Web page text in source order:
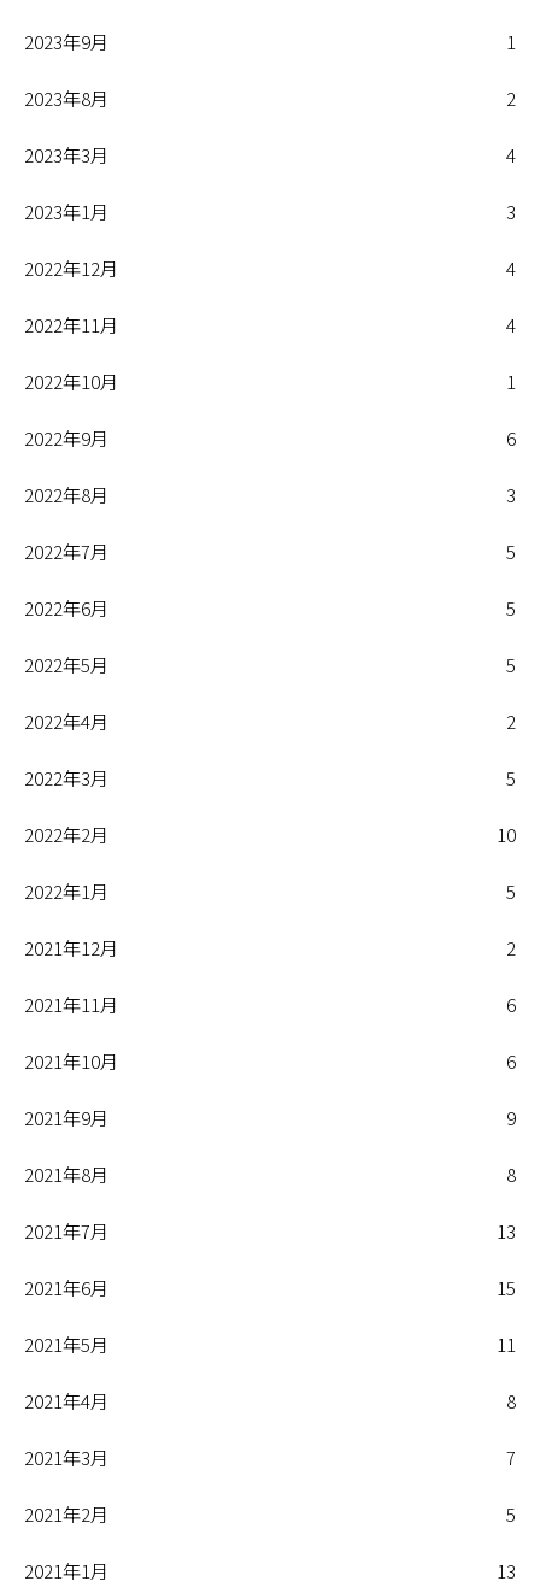
2023年9月 1
2023年8月 2
2023年3月 4
2023年1月 3
2022年12月 4
2022年11月 4
2022年10月 1
2022年9月 6
2022年8月 3
2022年7月 5
2022年6月 5
2022年5月 5
2022年4月 2
2022年3月 5
2022年2月 10
2022年1月 5
2021年12月 2
2021年11月 6
2021年10月 6
2021年9月 9
2021年8月 8
2021年7月 13
2021年6月 15
2021年5月 11
2021年4月 8
2021年3月 7
2021年2月 5
2021年1月 13